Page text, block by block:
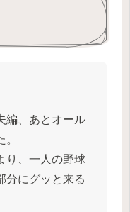
編、あとオール
り、一人の野球
分にグッと来る